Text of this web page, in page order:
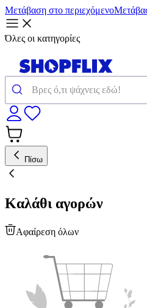
Μετάβαση στο περιεχόμενο
Όλες οι κατηγορίες
Πίσω
Καλάθι αγορών
Αφαίρεση όλων